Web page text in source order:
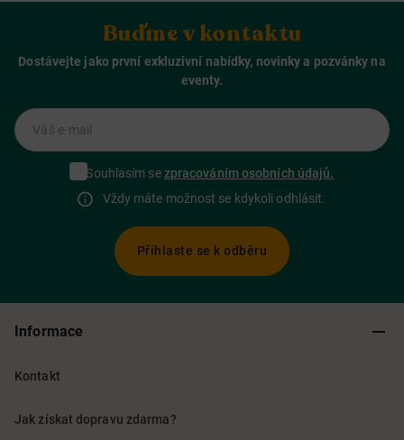
Buďme v kontaktu
Dostávejte jako první exkluzivní nabídky, novinky a pozvánky na
eventy.
Váš e-mail
Souhlasím sezpracováním osobních údajů.
Vždy máte možnost se kdykoli odhlásit.
Přihlaste se k odběru
Informace
Kontakt
Jak získat dopravu zdarma?